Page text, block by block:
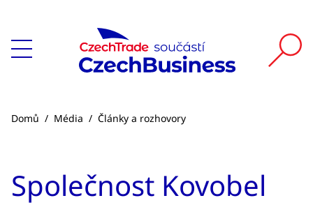
Domů / Média / Články a rozhovory
Společnost Kovobel